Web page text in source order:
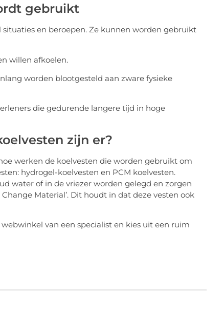
gebruikt
en beroepen. Ze kunnen worden gebruikt
willen afkoelen.
worden blootgesteld aan zware fysieke
die gedurende langere tijd in hoge
zijn er?
werken de koelvesten die worden gebruikt om
hydrogel-koelvesten en PCM koelvesten.
water of in de vriezer worden gelegd en zorgen
Material’. Dit houdt in dat deze vesten ook
van een specialist en kies uit een ruim